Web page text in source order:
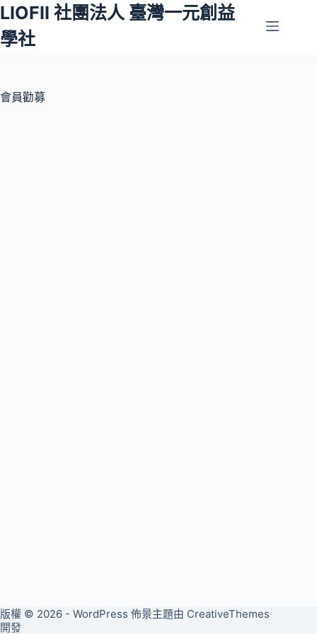
跳
主
容
LIOFII 社團法人 臺灣一元創益
學社
會員勸募
版權 © 2026 - WordPress 佈景主題由 CreativeThemes
開發